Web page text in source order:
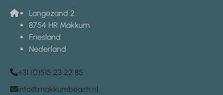
Langezand 2
8754 HR Makkum
Friesland
Nederland
+31 (0)515 23 22 85
info@makkumbeach.nl